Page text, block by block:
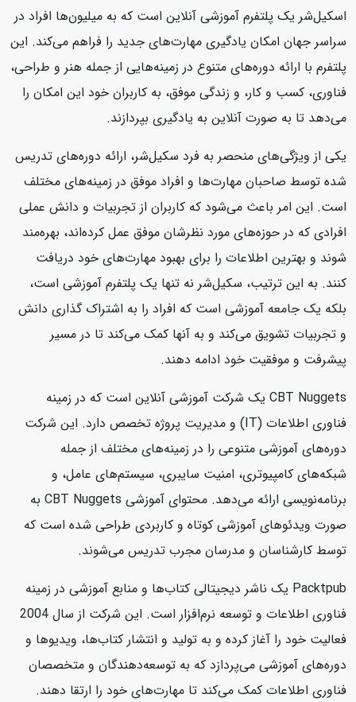
اسکیل‌شر یک پلتفرم آموزشی آنلاین است که به میلیون‌ها افراد در
سراسر جهان امکان یادگیری مهارت‌های جدید را فراهم می‌کند. این
پلتفرم با ارائه دوره‌های متنوع در زمینه‌هایی از جمله هنر و طراحی،
فناوری، کسب و کار، و زندگی موفق، به کاربران خود این امکان را
می‌دهد تا به صورت آنلاین به یادگیری بپردازند.
یکی از ویژگی‌های منحصر به فرد سکیل‌شر، ارائه دوره‌های تدریس
شده توسط صاحبان مهارت‌ها و افراد موفق در زمینه‌های مختلف
است. این امر باعث می‌شود که کاربران از تجربیات و دانش عملی
افرادی که در حوزه‌های مورد نظرشان موفق عمل کرده‌اند، بهره‌مند
شوند و بهترین اطلاعات را برای بهبود مهارت‌های خود دریافت
کنند. به این ترتیب، سکیل‌شر نه تنها یک پلتفرم آموزشی است،
بلکه یک جامعه آموزشی است که افراد را به اشتراک گذاری دانش
و تجربیات تشویق می‌کند و به آنها کمک می‌کند تا در مسیر
پیشرفت و موفقیت خود ادامه دهند.
CBT Nuggets یک شرکت آموزشی آنلاین است که در زمینه
فناوری اطلاعات (IT) و مدیریت پروژه تخصص دارد. این شرکت
دوره‌های آموزشی متنوعی را در زمینه‌های مختلف از جمله
شبکه‌های کامپیوتری، امنیت سایبری، سیستم‌های عامل، و
برنامه‌نویسی ارائه می‌دهد. محتوای آموزشی CBT Nuggets به
صورت ویدئوهای آموزشی کوتاه و کاربردی طراحی شده است که
توسط کارشناسان و مدرسان مجرب تدریس می‌شوند.
Packtpub یک ناشر دیجیتالی کتاب‌ها و منابع آموزشی در زمینه
فناوری اطلاعات و توسعه نرم‌افزار است. این شرکت از سال 2004
فعالیت خود را آغاز کرده و به تولید و انتشار کتاب‌ها، ویدیوها و
دوره‌های آموزشی می‌پردازد که به توسعه‌دهندگان و متخصصان
فناوری اطلاعات کمک می‌کند تا مهارت‌های خود را ارتقا دهند.